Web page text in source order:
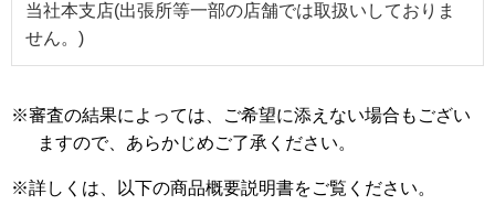
当社本支店(出張所等一部の店舗では取扱いしておりま
せん。)
※審査の結果によっては、ご希望に添えない場合もござい
ますので、あらかじめご了承ください。
※詳しくは、以下の商品概要説明書をご覧ください。